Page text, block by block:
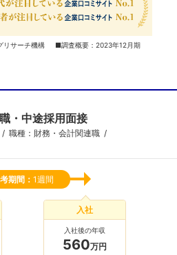
リサーチ機構 ■調査概要：2023年12月期
・中途採用面接
職種：財務・会計関連職
期間： 1週間
入社
入社後の年収
560万円